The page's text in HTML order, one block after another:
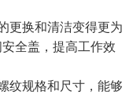
更换和清洁变得更为
全盖，提高工作效
纹规格和尺寸，能够